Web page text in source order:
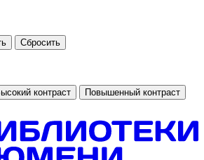
Сбросить
контраст
Повышенный контраст